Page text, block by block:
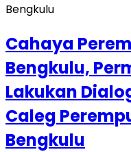
Bengkulu
Cahaya
Bengkulu,
Lakukan
Caleg
Bengkulu